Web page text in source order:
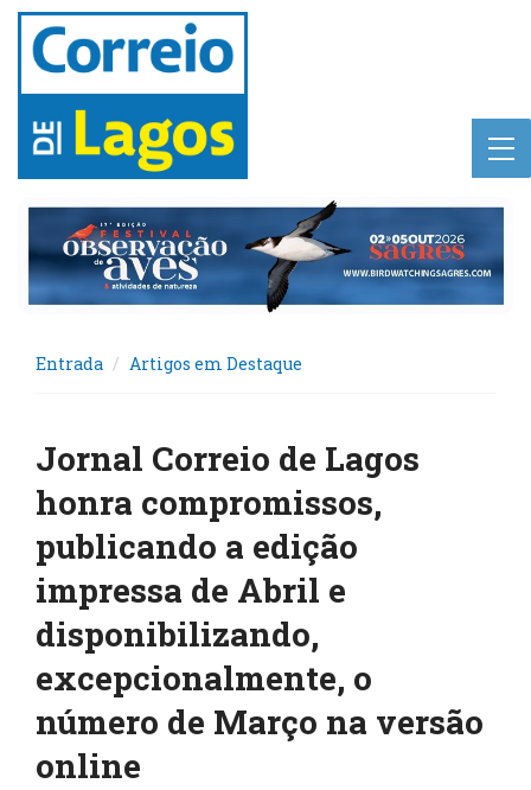
Entrada Artigos em Destaque
Jornal Correio de Lagos
honra compromissos,
publicando a edição
impressa de Abril e
disponibilizando,
excepcionalmente, o
número de Março na versão
online